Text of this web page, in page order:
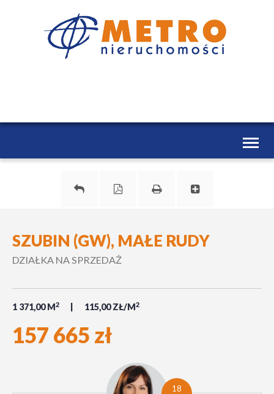
Toggle
SZUBIN (GW), MAŁE RUDY
DZIAŁKA NA SPRZEDAŻ
1 371,00 M2 115,00 ZŁ/M2
157 665 zł
18